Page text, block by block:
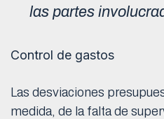
las partes
Control de gastos
Las desviaciones
medida, de la falta de